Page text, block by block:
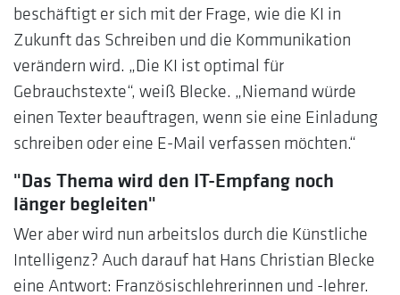
beschäftigt er sich mit der Frage, wie die KI in
Zukunft das Schreiben und die Kommunikation
verändern wird. „Die KI ist optimal für
Gebrauchstexte“, weiß Blecke. „Niemand würde
einen Texter beauftragen, wenn sie eine Einladung
schreiben oder eine E-Mail verfassen möchten.“
"Das Thema wird den IT-Empfang noch
länger begleiten"
Wer aber wird nun arbeitslos durch die Künstliche
Intelligenz? Auch darauf hat Hans Christian Blecke
eine Antwort: Französischlehrerinnen und -lehrer.